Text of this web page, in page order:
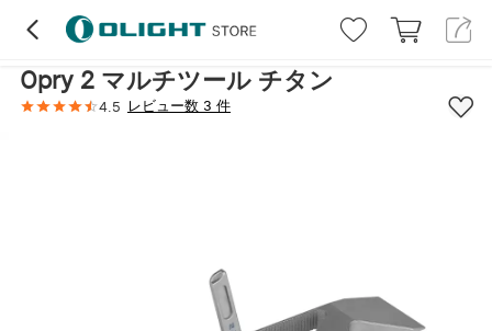
Opry 2 マルチツール チタン
4.5 レビュー数 3 件
ハイライト レビュー (3) 詳細 仕様